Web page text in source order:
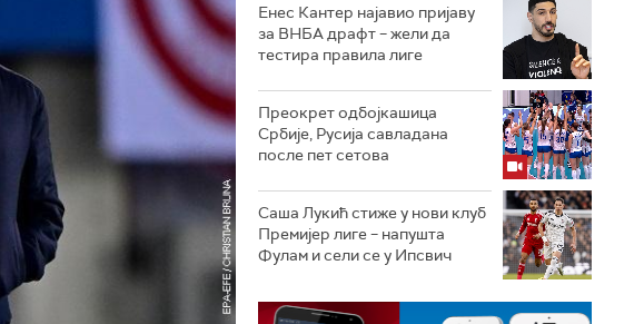
Енес Кантер најавио пријаву
за ВНБА драфт – жели да
тестира правила лиге
Преокрет одбојкашица
Србије, Русија савладана
после пет сетова
Саша Лукић стиже у нови клуб
Премијер лиге – напушта
Фулам и сели се у Ипсвич